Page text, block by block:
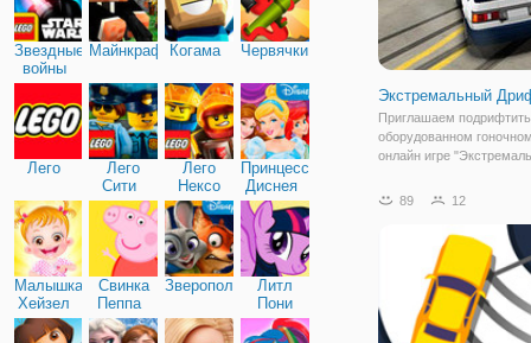
Звездные
войны
МайнкрафтКогама Червячки
Лего
Лего
Сити
Лего
Нексо
Найтс
Принцессы
Диснея
Малышка
Хейзел
Свинка
Пеппа
Зверополис
Литл
Пони
Дружба
Экстремальный
Приглашаем
оборудованном
онлайн игре
разработанная в
подходит для взрослых
ней вы будете
89 12